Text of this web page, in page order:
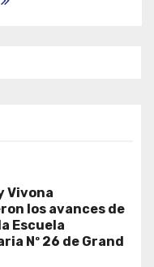
Vivona
los avances de
Escuela
Nº 26 de Grand